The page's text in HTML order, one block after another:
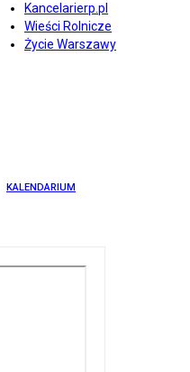
Kancelarierp.pl
Wieści Rolnicze
Życie Warszawy
KALENDARIUM